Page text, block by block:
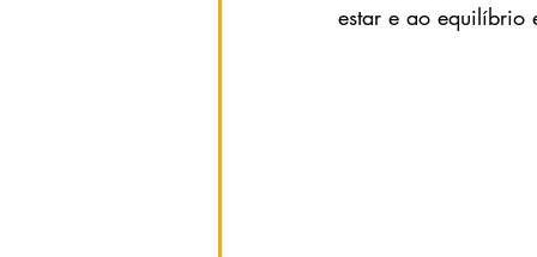
estar e ao equilíbrio